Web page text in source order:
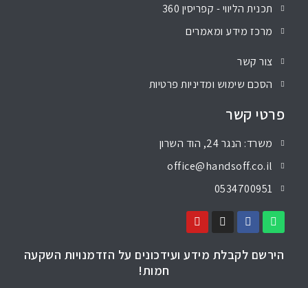
תכנית הליווי - קפריסין 360
מרכז מידע ומאמרים
צור קשר
הסכם שימוש ומדיניות פרטיות
פרטי קשר
משרד: הנגר 24, הוד השרון
office@handsoff.co.il
0534700951
הירשם לקבלת מידע ועידכונים על הזדמנויות השקעה
חמות!